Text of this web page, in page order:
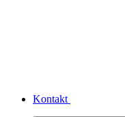
Kontakt